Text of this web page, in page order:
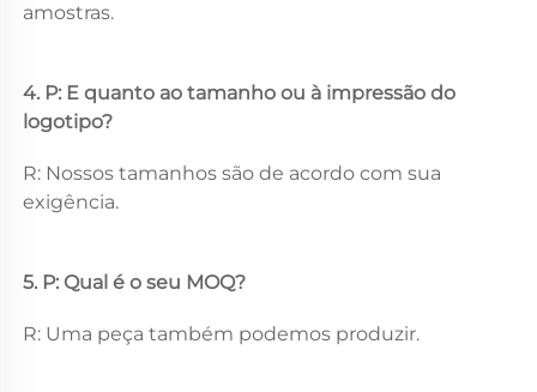
amostras.
4. P: E quanto ao tamanho ou à impressão do
logotipo?
R: Nossos tamanhos são de acordo com sua
exigência.
5. P: Qual é o seu MOQ?
R: Uma peça também podemos produzir.